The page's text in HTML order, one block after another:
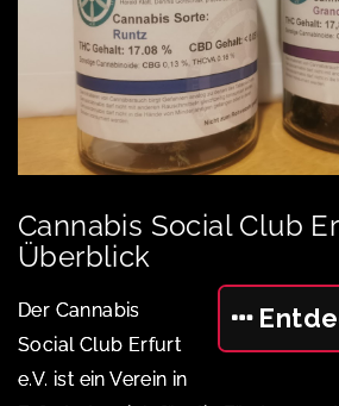
Cannabis Social Club
Überblick
Der Cannabis
Social Club Erfurt
e.V. ist ein Verein in